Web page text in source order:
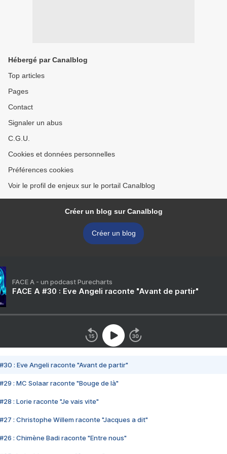
Hébergé par Canalblog
Top articles
Pages
Contact
Signaler un abus
C.G.U.
Cookies et données personnelles
Préférences cookies
Voir le profil de enjeux sur le portail Canalblog
Créer un blog sur Canalblog
Créer un blog
FACE A - un podcast Purecharts
FACE A #30 : Eve Angeli raconte "Avant de partir"
#30 : Eve Angeli raconte "Avant de partir"
#29 : MC Solaar raconte "Bouge de là"
#28 : Lorie raconte "Je vais vite"
#27 : Christophe Willem raconte "Jacques a dit"
#26 : Chimène Badi raconte "Entre nous"